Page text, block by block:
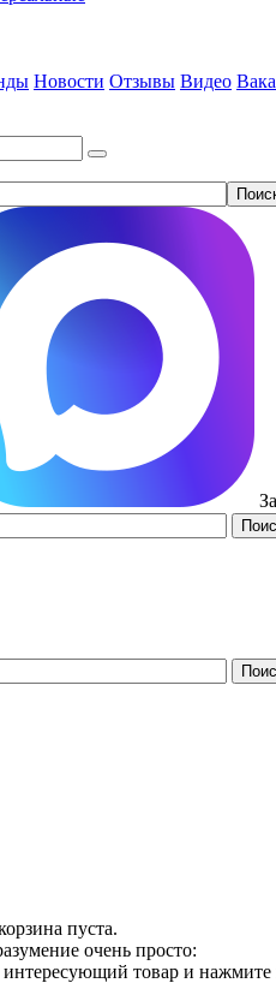
Новости Отзывы Видео
пуста.
очень просто:
интересующий товар и